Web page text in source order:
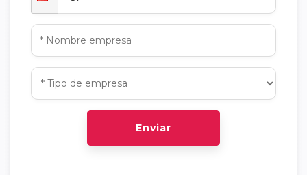
Enviar